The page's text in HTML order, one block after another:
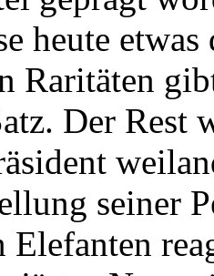
heute
Raritäten
Der Rest
seiner
Elefanten